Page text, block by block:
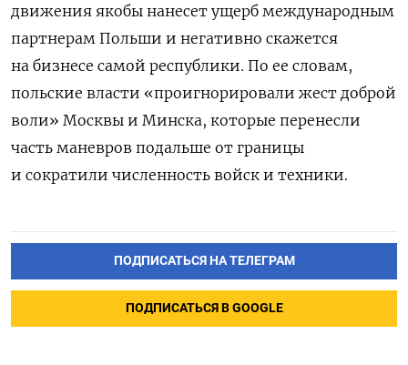
движения якобы нанесет ущерб международным
партнерам Польши и негативно скажется
на бизнесе самой республики. По ее словам,
польские власти «проигнорировали жест доброй
воли» Москвы и Минска, которые перенесли
часть маневров подальше от границы
и сократили численность войск и техники.
ПОДПИСАТЬСЯ НА ТЕЛЕГРАМ
ПОДПИСАТЬСЯ В GOOGLE